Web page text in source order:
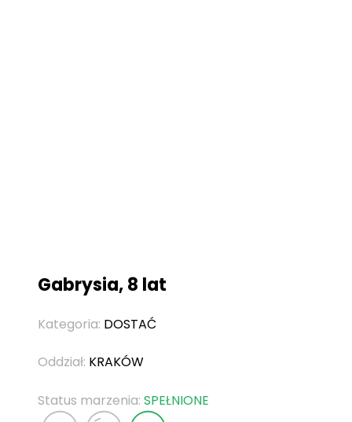
Gabrysia, 8 lat
Kategoria: DOSTAĆ
Oddział: KRAKÓW
Status marzenia: SPEŁNIONE